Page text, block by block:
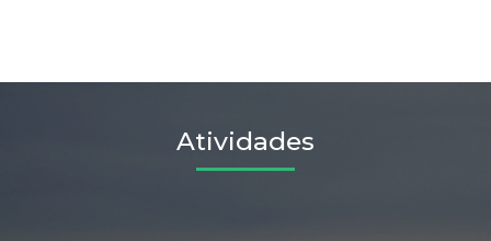
Atividades